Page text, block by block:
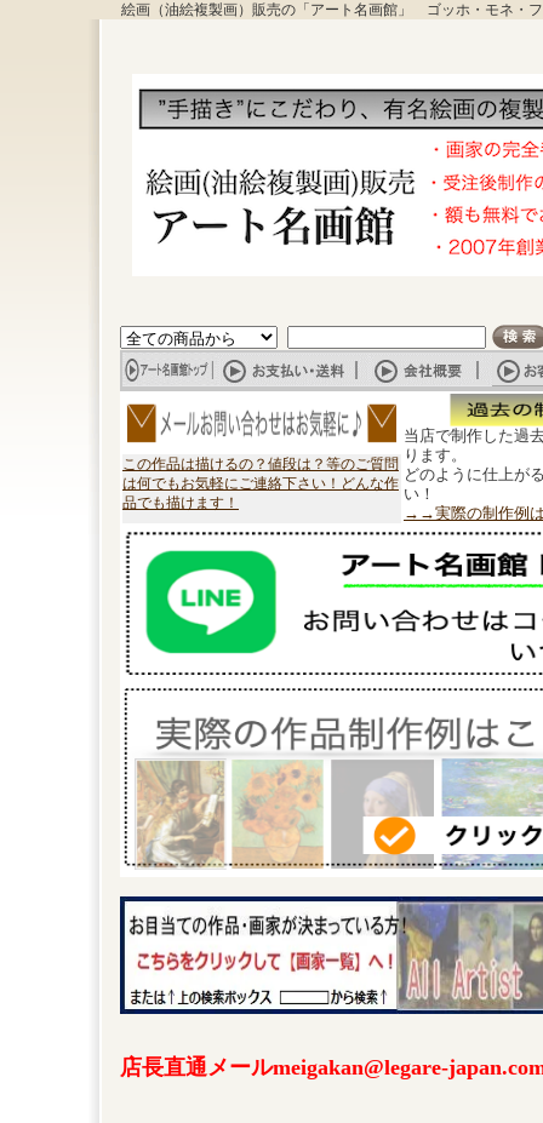
絵画（油絵複製画）販売の「アート名画館」 ゴッホ・モネ・
この作品は描けるの？値段は？等のご質問
は何でもお気軽にご連絡下さい！どんな作
品でも描けます！
当店で制作した過
ります。
どのように仕上が
い！
→→実際の制作例
店長直通メールmeigakan@legare-